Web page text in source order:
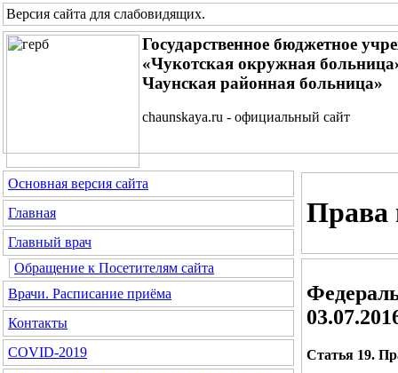
Версия сайта для слабовидящих.
Государственное бюджетное
«Чукотская окружная
Чаунская районная больница»
chaunskaya.ru - официальный сайт
Основная версия сайта
Главная
Главный врач
Обращение к Посетителям сайта
Врачи. Расписание приёма
Контакты
COVID-2019
Права
Статья 19.